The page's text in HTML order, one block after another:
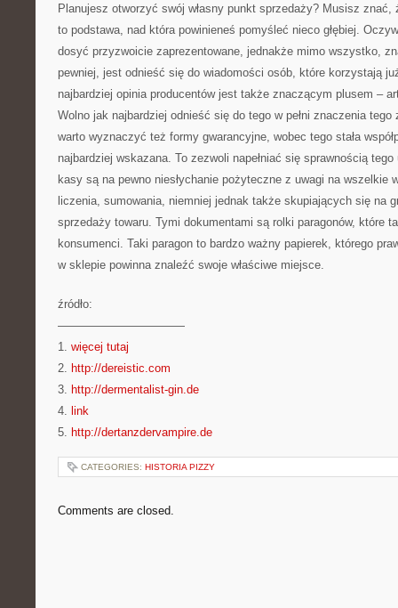
Planujesz otworzyć swój własny punkt sprzedaży? Musisz
to podstawa, nad która powinieneś pomyśleć nieco głębiej.
dosyć przyzwoicie zaprezentowane, jednakże mimo wszystko,
pewniej, jest odnieść się do wiadomości osób, które korzystają
najbardziej opinia producentów jest także znaczącym plusem –
Wolno jak najbardziej odnieść się do tego w pełni znaczenia
warto wyznaczyć też formy gwarancyjne, wobec tego stała
najbardziej wskazana. To zezwoli napełniać się sprawnością
kasy są na pewno niesłychanie pożyteczne z uwagi na wszelkie
liczenia, sumowania, niemniej jednak także skupiających się na
sprzedaży towaru. Tymi dokumentami są rolki paragonów, które
konsumenci. Taki paragon to bardzo ważny papierek, którego
w sklepie powinna znaleźć swoje właściwe miejsce.
źródło:
———————————
1. więcej tutaj
2. http://dereistic.com
3. http://dermentalist-gin.de
4. link
5. http://dertanzdervampire.de
CATEGORIES: HISTORIA PIZZY
Comments are closed.